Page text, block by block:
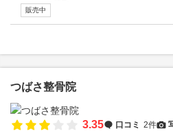
販売中
つばさ整骨院
3.35 口コミ 2件